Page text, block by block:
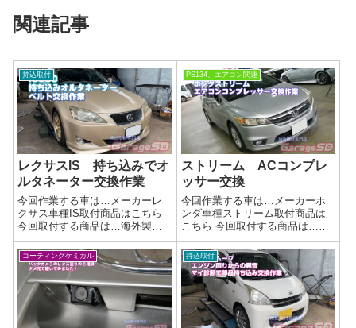
関連記事
持込取付
レクサスIS 持ち込みでオ
ルタネーター交換作業
今回作業する車は…メーカーレ
クサス車種IS取付商品はこちら
今回取付する商品は…海外製オ
ルタネーター ベルト作業写真
オルタネーター交換の際に同時
にできる作業1. 関連するベルト
類の点検・交換:ファンベルト、
エアコンベルト、パワステベル
ト: ...
PS134、エアコン関連
ストリーム ACコンプレ
ッサー交換
今回作業する車は…メーカーホ
ンダ車種ストリーム取付商品は
こちら 今回取付する商品は…リ
ビルト品だったかな？作業写真
コンプレッサー交換をするとき
にはベルトも取り外しするの
で、ベルトが古い場合は交換を
おすすめします。当店の作業は
エアコンリフレッ...
コーティングケミカル 持込取付